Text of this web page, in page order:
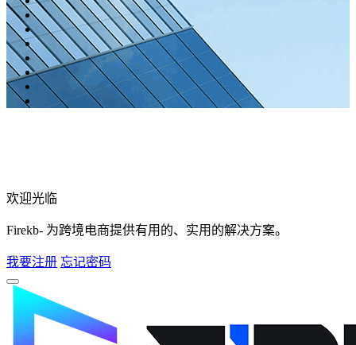
欢迎光临
Firekb- 为跨境电商提供有用的、实用的解决方案。
我要注册 忘记密码